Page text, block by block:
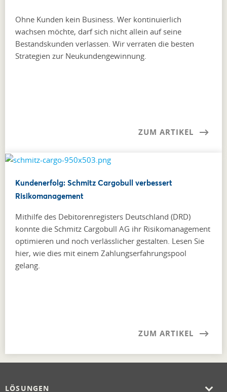
Ohne Kunden kein Business. Wer kontinuierlich
wachsen möchte, darf sich nicht allein auf seine
Bestandskunden verlassen. Wir verraten die besten
Strategien zur Neukundengewinnung.
ZUM ARTIKEL
Kundenerfolg: Schmitz Cargobull verbessert
Risikomanagement
Mithilfe des Debitorenregisters Deutschland (DRD)
konnte die Schmitz Cargobull AG ihr Risikomanagement
optimieren und noch verlässlicher gestalten. Lesen Sie
hier, wie dies mit einem Zahlungserfahrungspool
gelang.
ZUM ARTIKEL
LÖSUNGEN